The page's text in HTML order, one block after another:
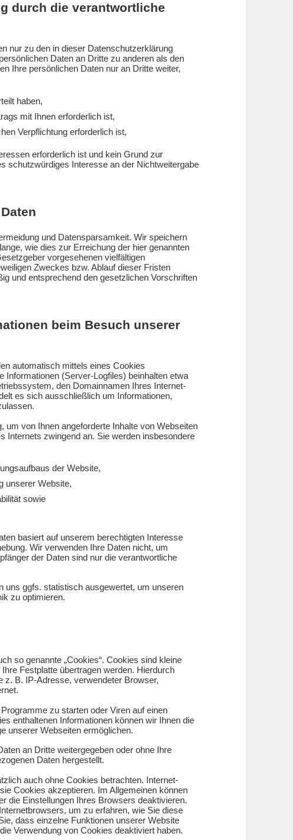
durch die verantwortliche
nur zu den in dieser Datenschutzerklärung
Daten an Dritte zu anderen als den
Ihre persönlichen Daten nur an Dritte weiter,
haben,
mit Ihnen erforderlich ist,
Verpflichtung erforderlich ist,
erforderlich ist und kein Grund zur
schutzwürdiges Interesse an der Nichtweitergabe
und Datensparsamkeit. Wir speichern
wie dies zur Erreichung der hier genannten
vorgesehenen vielfältigen
Zweckes bzw. Ablauf dieser Fristen
und entsprechend den gesetzlichen Vorschriften
beim Besuch unserer
automatisch mittels eines Cookies
Informationen (Server-Logfiles) beinhalten etwa
den Domainnamen Ihres Internet-
es sich ausschließlich um Informationen,
um von Ihnen angeforderte Inhalte von Webseiten
Internets zwingend an. Sie werden insbesondere
der Website,
unserer Website,
sowie
basiert auf unserem berechtigten Interesse
Wir verwenden Ihre Daten nicht, um
der Daten sind nur die verantwortliche
uns ggfs. statistisch ausgewertet, um unseren
zu optimieren.
so genannte „Cookies“. Cookies sind kleine
Festplatte übertragen werden. Hierdurch
z. B. IP-Adresse, verwendeter Browser,
zu starten oder Viren auf einen
enthaltenen Informationen können wir Ihnen die
unserer Webseiten ermöglichen.
an Dritte weitergegeben oder ohne Ihre
Daten hergestellt.
auch ohne Cookies betrachten. Internet-
Cookies akzeptieren. Im Allgemeinen können
die Einstellungen Ihres Browsers deaktivieren.
um zu erfahren, wie Sie diese
dass einzelne Funktionen unserer Website
Verwendung von Cookies deaktiviert haben.